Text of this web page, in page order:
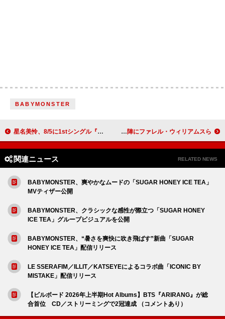
BABYMONSTER
星名美怜、8/5に1stシングル『ひかりあと』リリース決定 SEVENTEENの新ユニット・V8、1stミニアルバム『V8』制作陣にファレル・ウィリアムスら
関連ニュース RELATED NEWS
BABYMONSTER、爽やかなムードの「SUGAR HONEY ICE TEA」
MVティザー公開
BABYMONSTER、クラシックな感性が際立つ「SUGAR HONEY
ICE TEA」グループビジュアルを公開
BABYMONSTER、“暑さを爽快に吹き飛ばす”新曲「SUGAR
HONEY ICE TEA」配信リリース
LE SSERAFIM／ILLIT／KATSEYEによるコラボ曲「ICONIC BY
MISTAKE」配信リリース
【ビルボード 2026年上半期Hot Albums】BTS『ARIRANG』が総
合首位 CD／ストリーミングで2冠達成 （コメントあり）